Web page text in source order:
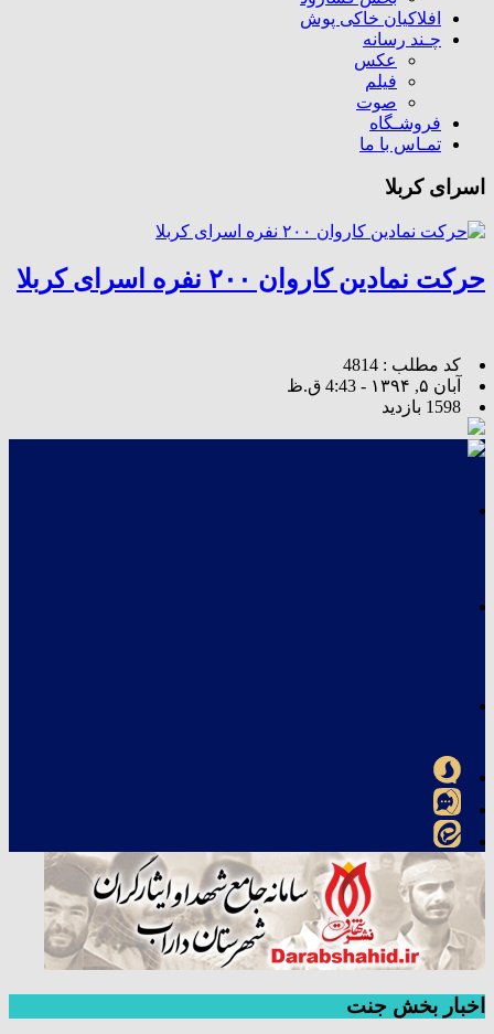
افلاکیان خاکی پوش
چـند رسانه
عکس
فیلم
صوت
فروشـگاه
تمـاس با ما
اسرای کربلا
حرکت نمادین کاروان ۲۰۰ نفره اسرای کربلا
کد مطلب : 4814
آبان ۵, ۱۳۹۴ - 4:43 ق.ظ
1598 بازدید
اخبار بخش جنت